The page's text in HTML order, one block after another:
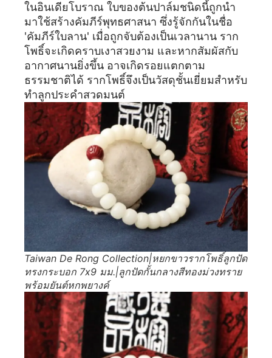
ในอินเดียโบราณ ใบของต้นปาล์มชนิดนี้ถูกนำ
มาใช้สร้างคัมภีร์พุทธศาสนา ซึ่งรู้จักกันในชื่อ
'คัมภีร์ใบลาน' เมื่อถูกจับต้องเป็นเวลานาน ราก
โพธิ์จะเกิดคราบเงาสวยงาม และหากสัมผัสกับ
อากาศนานยิ่งขึ้น อาจเกิดรอยแตกตาม
ธรรมชาติได้ รากโพธิ์จึงเป็นวัสดุชั้นเยี่ยมสำหรับ
ทำลูกประคำสวดมนต์
Taiwan De Rong Collection|หยกขาวรากโพธิ์ลูกปัด
ทรงกระบอก 7x9 มม.|ลูกปัดกั้นกลางสีทองม่วงทราย
พร้อมยันต์หกพยางค์